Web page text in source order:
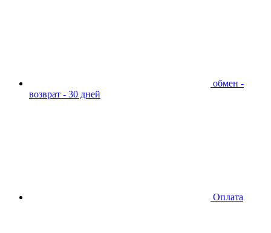
обмен -
возврат - 30 дней
Оплата